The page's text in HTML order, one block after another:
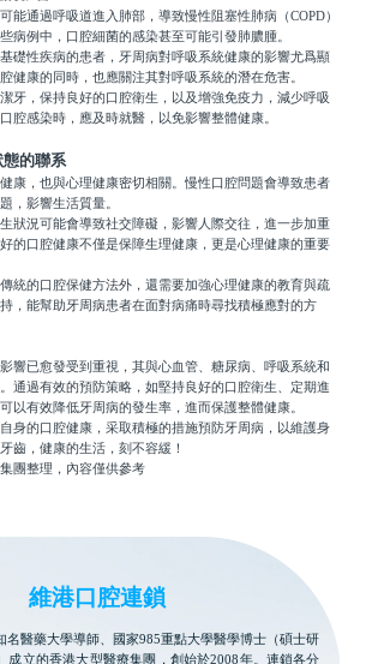
通過呼吸道進入肺部，導致慢性阻塞性肺病（COPD）
病例中，口腔細菌的感染甚至可能引發肺膿腫。
性疾病的患者，牙周病對呼吸系統健康的影響尤爲顯
健康的同時，也應關注其對呼吸系統的潛在危害。
，保持良好的口腔衛生，以及增強免疫力，減少呼吸
腔感染時，應及時就醫，以免影響整體健康。
態的聯系
，也與心理健康密切相關。慢性口腔問題會導致患者
，影響生活質量。
況可能會導致社交障礙，影響人際交往，進一步加重
的口腔健康不僅是保障生理健康，更是心理健康的重要
的口腔保健方法外，還需要加強心理健康的教育與疏
，能幫助牙周病患者在面對病痛時尋找積極應對的方
已愈發受到重視，其與心血管、糖尿病、呼吸系統和
通過有效的預防策略，如堅持良好的口腔衛生、定期進
以有效降低牙周病的發生率，進而保護整體健康。
的口腔健康，采取積極的措施預防牙周病，以維護身
齒，健康的生活，刻不容緩！
整理，內容僅供參考
維港口腔連鎖
名醫藥大學導師、國家985重點大學醫學博士（碩士研
成立的香港大型醫療集團，創始於2008年。連鎖各分